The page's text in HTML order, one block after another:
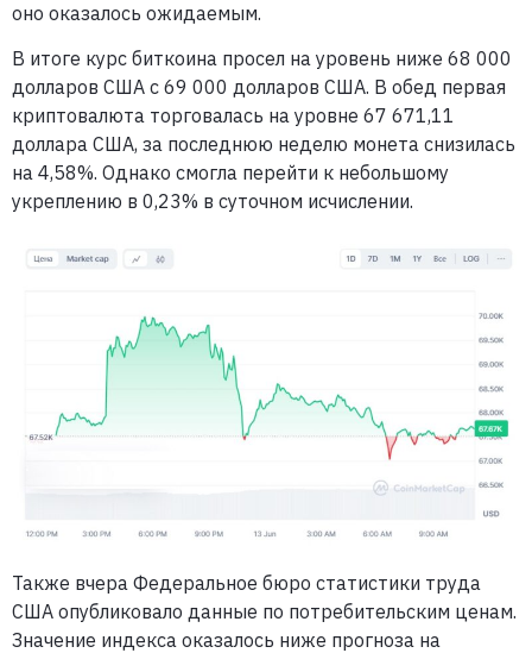
оно оказалось ожидаемым.
В итоге курс биткоина просел на уровень ниже 68 000
долларов США с 69 000 долларов США. В обед первая
криптовалюта торговалась на уровне 67 671,11
доллара США, за последнюю неделю монета снизилась
на 4,58%. Однако смогла перейти к небольшому
укреплению в 0,23% в суточном исчислении.
Также вчера Федеральное бюро статистики труда
США опубликовало данные по потребительским ценам.
Значение индекса оказалось ниже прогноза на